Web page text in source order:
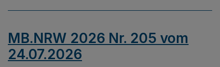
MB.NRW 2026 Nr. 205 vom
24.07.2026